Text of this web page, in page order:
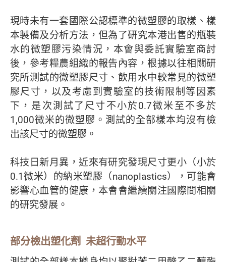
現時未有一套國際公認標準的微塑膠的取樣、樣
本製備及分析方法，但為了研究本港出售的瓶裝
水的微塑膠污染情況，本會與委託實驗室商討
後，參考糧農組織的報告內容，根據以往相關研
究所測試的微塑膠尺寸、飲用水中較常見的微塑
膠尺寸，以及考慮到實驗室的技術限制等因素
下，是次測試了尺寸不小於0.7微米至不多於
1,000微米的微塑膠。測試的全部樣本均沒有檢
出該尺寸的微塑膠。
科技日新月異，近來有研究發現尺寸更小（小於
0.1微米）的納米塑膠（nanoplastics），可能會
影響心血管的健康，本會會繼續關注國際間相關
的研究發展。
部分檢出塑化劑 未超行動水平